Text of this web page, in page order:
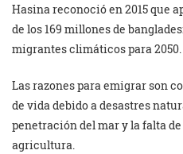
Hasina reconoció en 2015 que
de los 169 millones de
migrantes climáticos para 2050.
Las razones para emigrar son
de vida debido a desastres
penetración del mar y la falta
agricultura.